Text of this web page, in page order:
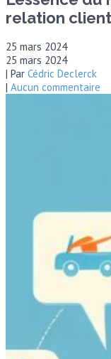
relation
25 mars 2024
25 mars 2024
| Par Cédric Declerck
| Aucun commentaire